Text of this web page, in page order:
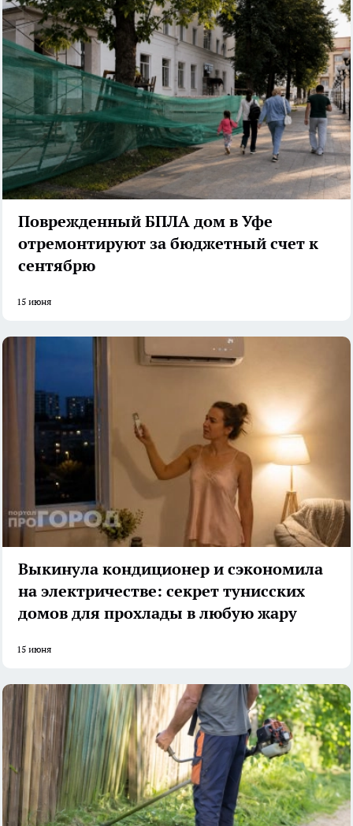
Поврежденный БПЛА дом в Уфе
отремонтируют за бюджетный счет к
сентябрю
15 июня
Выкинула кондиционер и сэкономила
на электричестве: секрет тунисских
домов для прохлады в любую жару
15 июня